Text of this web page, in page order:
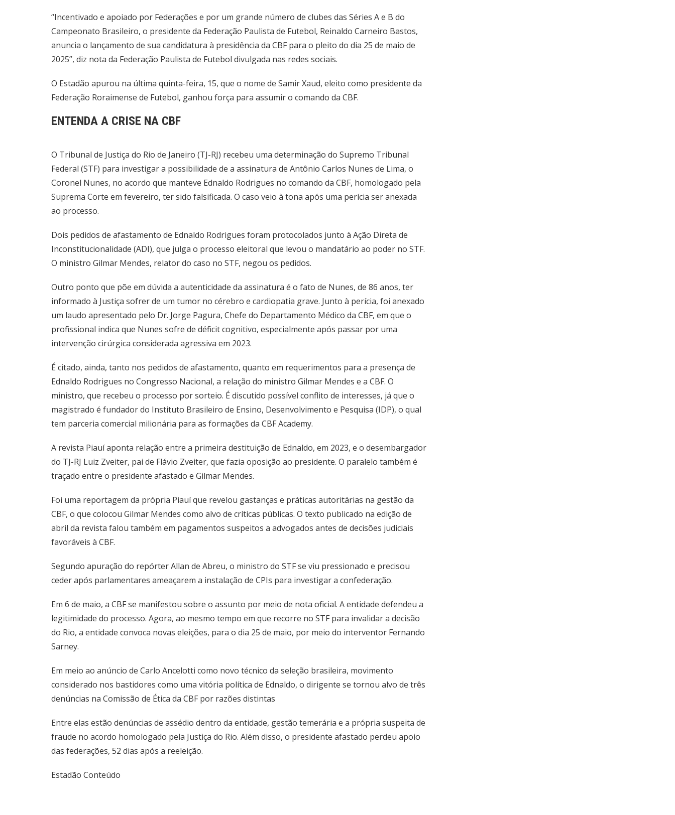
“Incentivado e apoiado por Federações e por um grande número de clubes das Séries A e B do
Campeonato Brasileiro, o presidente da Federação Paulista de Futebol, Reinaldo Carneiro Bastos,
anuncia o lançamento de sua candidatura à presidência da CBF para o pleito do dia 25 de maio de
2025”, diz nota da Federação Paulista de Futebol divulgada nas redes sociais.
O Estadão apurou na última quinta-feira, 15, que o nome de Samir Xaud, eleito como presidente da
Federação Roraimense de Futebol, ganhou força para assumir o comando da CBF.
ENTENDA A CRISE NA CBF
O Tribunal de Justiça do Rio de Janeiro (TJ-RJ) recebeu uma determinação do Supremo Tribunal
Federal (STF) para investigar a possibilidade de a assinatura de Antônio Carlos Nunes de Lima, o
Coronel Nunes, no acordo que manteve Ednaldo Rodrigues no comando da CBF, homologado pela
Suprema Corte em fevereiro, ter sido falsificada. O caso veio à tona após uma perícia ser anexada
ao processo.
Dois pedidos de afastamento de Ednaldo Rodrigues foram protocolados junto à Ação Direta de
Inconstitucionalidade (ADI), que julga o processo eleitoral que levou o mandatário ao poder no STF.
O ministro Gilmar Mendes, relator do caso no STF, negou os pedidos.
Outro ponto que põe em dúvida a autenticidade da assinatura é o fato de Nunes, de 86 anos, ter
informado à Justiça sofrer de um tumor no cérebro e cardiopatia grave. Junto à perícia, foi anexado
um laudo apresentado pelo Dr. Jorge Pagura, Chefe do Departamento Médico da CBF, em que o
profissional indica que Nunes sofre de déficit cognitivo, especialmente após passar por uma
intervenção cirúrgica considerada agressiva em 2023.
É citado, ainda, tanto nos pedidos de afastamento, quanto em requerimentos para a presença de
Ednaldo Rodrigues no Congresso Nacional, a relação do ministro Gilmar Mendes e a CBF. O
ministro, que recebeu o processo por sorteio. É discutido possível conflito de interesses, já que o
magistrado é fundador do Instituto Brasileiro de Ensino, Desenvolvimento e Pesquisa (IDP), o qual
tem parceria comercial milionária para as formações da CBF Academy.
A revista Piauí aponta relação entre a primeira destituição de Ednaldo, em 2023, e o desembargador
do TJ-RJ Luiz Zveiter, pai de Flávio Zveiter, que fazia oposição ao presidente. O paralelo também é
traçado entre o presidente afastado e Gilmar Mendes.
Foi uma reportagem da própria Piauí que revelou gastanças e práticas autoritárias na gestão da
CBF, o que colocou Gilmar Mendes como alvo de críticas públicas. O texto publicado na edição de
abril da revista falou também em pagamentos suspeitos a advogados antes de decisões judiciais
favoráveis à CBF.
Segundo apuração do repórter Allan de Abreu, o ministro do STF se viu pressionado e precisou
ceder após parlamentares ameaçarem a instalação de CPIs para investigar a confederação.
Em 6 de maio, a CBF se manifestou sobre o assunto por meio de nota oficial. A entidade defendeu a
legitimidade do processo. Agora, ao mesmo tempo em que recorre no STF para invalidar a decisão
do Rio, a entidade convoca novas eleições, para o dia 25 de maio, por meio do interventor Fernando
Sarney.
Em meio ao anúncio de Carlo Ancelotti como novo técnico da seleção brasileira, movimento
considerado nos bastidores como uma vitória política de Ednaldo, o dirigente se tornou alvo de três
denúncias na Comissão de Ética da CBF por razões distintas
Entre elas estão denúncias de assédio dentro da entidade, gestão temerária e a própria suspeita de
fraude no acordo homologado pela Justiça do Rio. Além disso, o presidente afastado perdeu apoio
das federações, 52 dias após a reeleição.
Estadão Conteúdo